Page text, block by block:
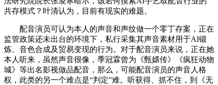
共存模式？叶清认为，目前有现实的难题。
配音演员可认为本人的声音和声纹做一个零丁存案，正在
监管政策还未出台的环境下，私行采集其声音素材用于AI锻
炼、音色合成及贸易变现的行为。对于配音演员来说，正在她
本人听来，虽然声音很像，季冠霖曾为《甄嬛传》《疯狂动物
城》等出名影视做品配音，那么，可能配音演员的声音人格
权，此类的另一个难点是“判定”难。听获得、抓不住，到《无